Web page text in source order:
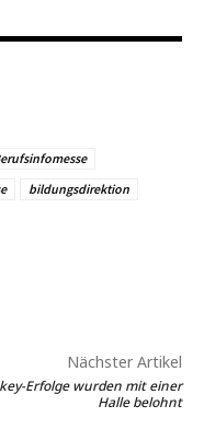
bildungsdirektion
Nächster Artikel
Erfolge wurden mit einer
Halle belohnt